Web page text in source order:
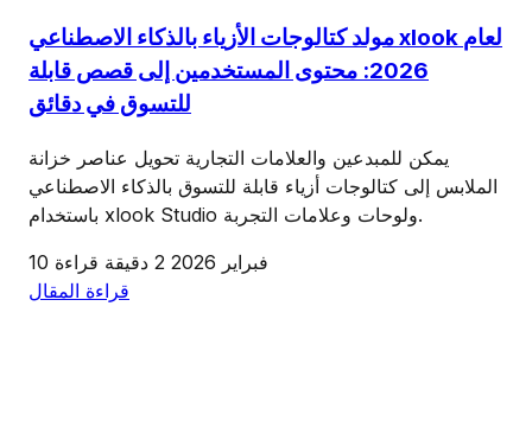
مولد كتالوجات الأزياء بالذكاء الاصطناعي xlook لعام
2026: محتوى المستخدمين إلى قصص قابلة
للتسوق في دقائق
يمكن للمبدعين والعلامات التجارية تحويل عناصر خزانة
الملابس إلى كتالوجات أزياء قابلة للتسوق بالذكاء الاصطناعي
باستخدام xlook Studio ولوحات وعلامات التجربة.
10 فبراير 2026
2 دقيقة قراءة
قراءة المقال